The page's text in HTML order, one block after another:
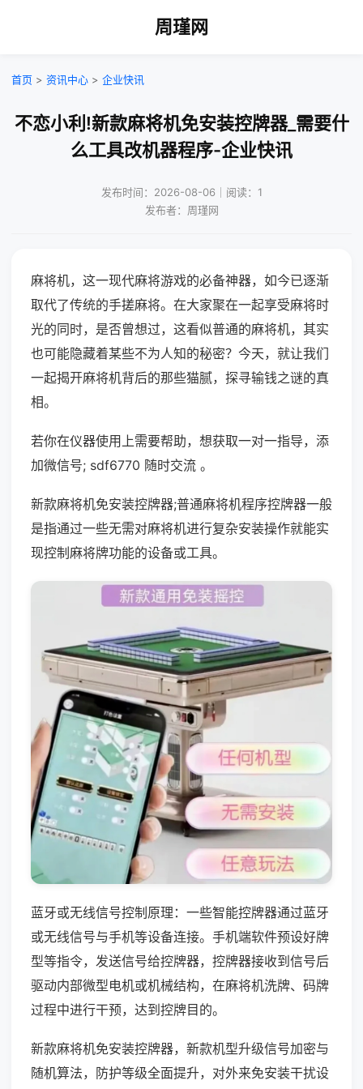
周瑾网
首页 > 资讯中心 > 企业快讯
不恋小利!新款麻将机免安装控牌器_需要什
么工具改机器程序-企业快讯
发布时间：2026-08-06｜阅读：1
发布者：周瑾网
麻将机，这一现代麻将游戏的必备神器，如今已逐渐
取代了传统的手搓麻将。在大家聚在一起享受麻将时
光的同时，是否曾想过，这看似普通的麻将机，其实
也可能隐藏着某些不为人知的秘密？今天，就让我们
一起揭开麻将机背后的那些猫腻，探寻输钱之谜的真
相。
若你在仪器使用上需要帮助，想获取一对一指导，添
加微信号; sdf6770 随时交流 。
新款麻将机免安装控牌器;普通麻将机程序控牌器一般
是指通过一些无需对麻将机进行复杂安装操作就能实
现控制麻将牌功能的设备或工具。
蓝牙或无线信号控制原理：一些智能控牌器通过蓝牙
或无线信号与手机等设备连接。手机端软件预设好牌
型等指令，发送信号给控牌器，控牌器接收到信号后
驱动内部微型电机或机械结构，在麻将机洗牌、码牌
过程中进行干预，达到控牌目的。
新款麻将机免安装控牌器，新款机型升级信号加密与
随机算法，防护等级全面提升，对外来免安装干扰设